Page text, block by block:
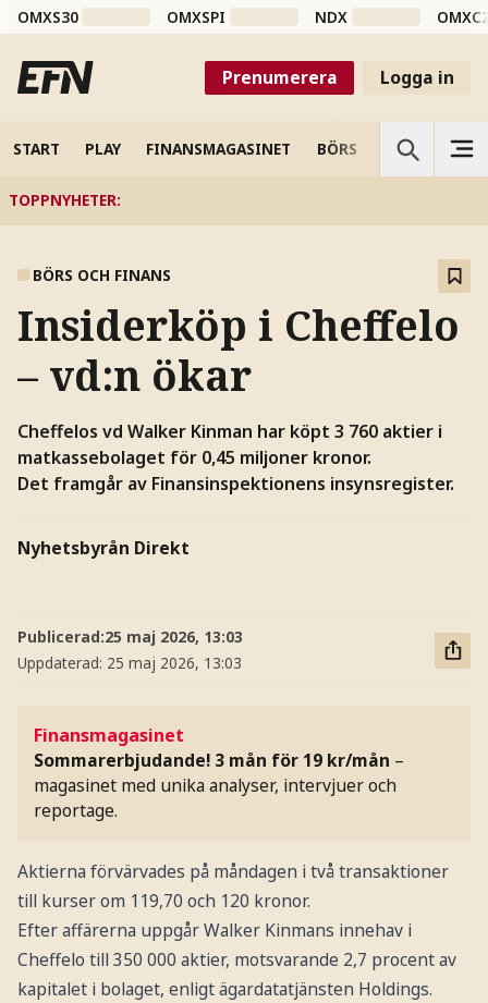
OMXS30 OMXSPI NDX
Prenumerera Logga in
START PLAY FINANSMAGASINET BÖRS VETENSKAP
TOPPNYHETER:
BÖRS OCH FINANS
Insiderköp i Cheffelo
– vd:n ökar
Cheffelos vd Walker Kinman har köpt 3 760 aktier i
matkassebolaget för 0,45 miljoner kronor.
Det framgår av Finansinspektionens insynsregister.
Nyhetsbyrån Direkt
Publicerad:25 maj 2026, 13:03
Uppdaterad: 25 maj 2026, 13:03
Finansmagasinet
Sommarerbjudande! 3 mån för 19 kr/mån –
magasinet med unika analyser, intervjuer och
reportage.
Aktierna förvärvades på måndagen i två transaktioner
till kurser om 119,70 och 120 kronor.
Efter affärerna uppgår Walker Kinmans innehav i
Cheffelo till 350 000 aktier, motsvarande 2,7 procent av
kapitalet i bolaget, enligt ägardatatjänsten Holdings.